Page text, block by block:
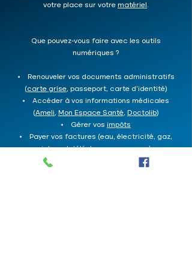
votre place sur votre matériel .
Que pouvez-vous faire avec les outils
numériques ?
Renouveler vos documents administratifs
(carte grise, passeport, carte d'identité)
Accéder à vos informations médicales
(Ameli, Mon Espace Santé, Doctolib)
Gérer vos impôts
Payer vos factures (eau, électricité, gaz,
internet, téléphone, assurance)
Effectuer des démarches administratives